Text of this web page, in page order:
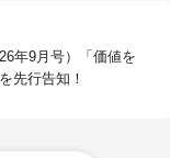
年9月号）「価値を
先行告知！